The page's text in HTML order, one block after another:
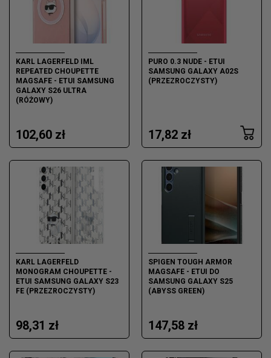
KARL LAGERFELD IML
REPEATED CHOUPETTE
MAGSAFE - ETUI SAMSUNG
GALAXY S26 ULTRA
(RÓŻOWY)
102,60 zł
PURO 0.3 NUDE - ETUI
SAMSUNG GALAXY A02S
(PRZEZROCZYSTY)
17,82 zł
KARL LAGERFELD
MONOGRAM CHOUPETTE -
ETUI SAMSUNG GALAXY S23
FE (PRZEZROCZYSTY)
98,31 zł
SPIGEN TOUGH ARMOR
MAGSAFE - ETUI DO
SAMSUNG GALAXY S25
(ABYSS GREEN)
147,58 zł